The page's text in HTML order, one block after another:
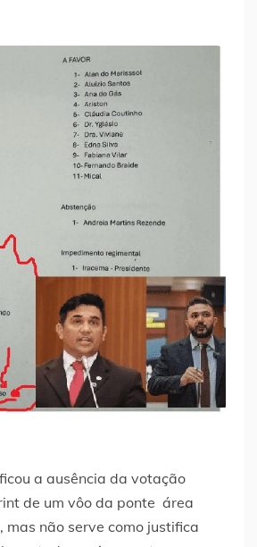
a ausência da votação
de um vôo da ponte área
mas não serve como justifica